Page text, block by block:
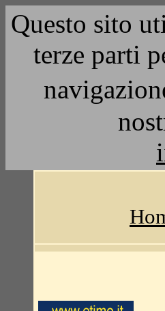
Questo sito
terze parti